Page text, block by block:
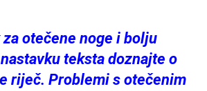
otečene noge i bolju
teksta doznajte o
riječ. Problemi s otečenim